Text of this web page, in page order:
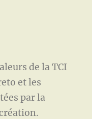
de la TCI
et les
par la